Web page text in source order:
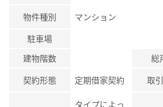
物件種別
マンション
駐車場
建物階数
総
契約形態
定期借家契約 取
タイプによっ